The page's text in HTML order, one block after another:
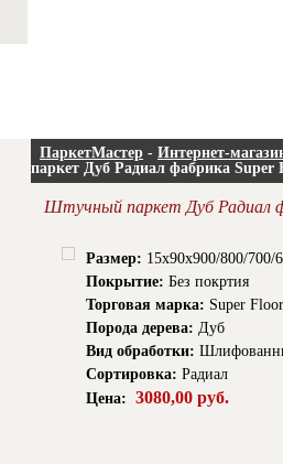
ПаркетМастер - Интернет-
паркет Дуб Радиал фабрика Super
Штучный паркет Дуб Радиал
Размер: 15x90x900/800/700/
Покрытие: Без покртия
Торговая марка: Super
Порода дерева: Дуб
Вид обработки:
Сортировка: Радиал
Цена: 3080,00 руб.